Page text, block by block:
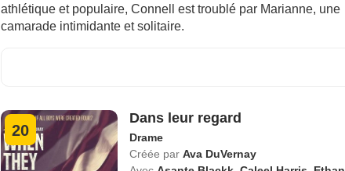
athlétique et populaire, Connell est troublé par Marianne, une
camarade intimidante et solitaire.
20
Dans leur regard
Drame
Créée par Ava DuVernay